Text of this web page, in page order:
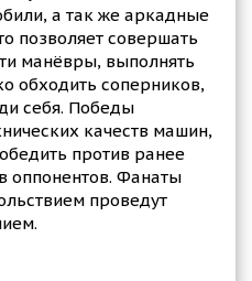
а так же аркадные
позволяет совершать
манёвры, выполнять
обходить соперников,
себя. Победы
качеств машин,
против ранее
оппонентов. Фанаты
проведут